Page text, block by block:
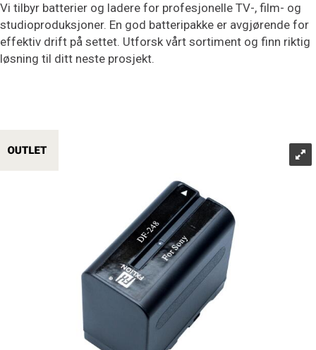
Vi tilbyr batterier og ladere for profesjonelle TV-, film- og
studioproduksjoner. En god batteripakke er avgjørende for
effektiv drift på settet. Utforsk vårt sortiment og finn riktig
løsning til ditt neste prosjekt.